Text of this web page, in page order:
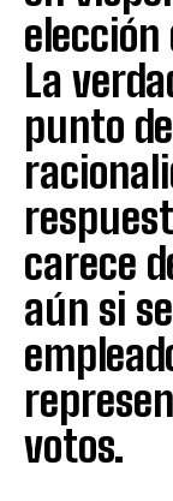
elección
La
punto
carece
aún si
votos.